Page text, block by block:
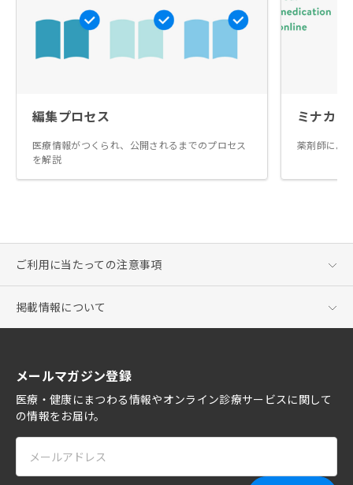
編集プロセス
医療情報がつくられ、公開されるまでのプロセス
を解説
ミナカ
薬剤師によ
ご利用に当たっての注意事項
掲載情報について
メールマガジン登録
医療・健康にまつわる情報やオンライン診療サービスに関して
の情報をお届け。